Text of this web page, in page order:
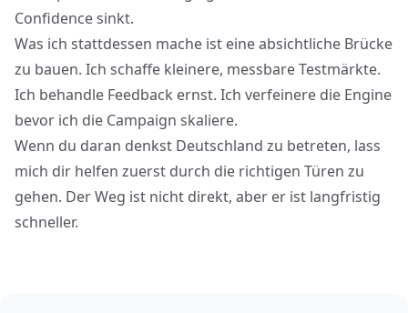
Confidence sinkt.
Was ich stattdessen mache ist eine absichtliche Brücke
zu bauen. Ich schaffe kleinere, messbare Testmärkte.
Ich behandle Feedback ernst. Ich verfeinere die Engine
bevor ich die Campaign skaliere.
Wenn du daran denkst Deutschland zu betreten, lass
mich dir helfen zuerst durch die richtigen Türen zu
gehen. Der Weg ist nicht direkt, aber er ist langfristig
schneller.